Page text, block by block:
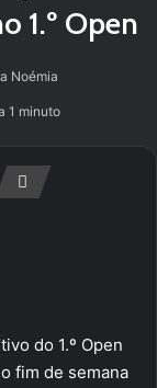
1.º Open
Noémia
1 minuto
do 1.º Open
fim de semana